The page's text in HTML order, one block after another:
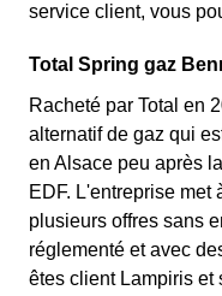
service client, vous
Total Spring gaz
Racheté par Total en
alternatif de gaz qui
en Alsace peu après
EDF. L'entreprise
plusieurs offres sans
réglementé et avec
êtes client Lampiris et